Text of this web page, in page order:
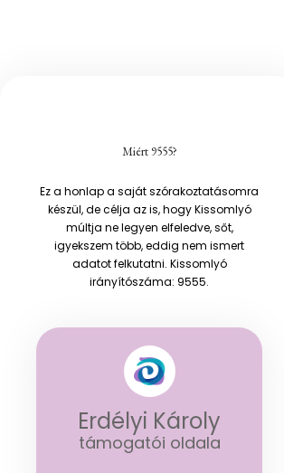
Miért 9555?
Ez a honlap a saját szórakoztatásomra
készül, de célja az is, hogy Kissomlyó
múltja ne legyen elfeledve, sőt,
igyekszem több, eddig nem ismert
adatot felkutatni. Kissomlyó
irányítószáma: 9555.
Erdélyi Károly
támogatói oldala